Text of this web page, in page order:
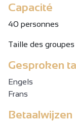
Capacité
40 personnes
Taille des
Gesproken
Engels
Frans
Betaalwijzen